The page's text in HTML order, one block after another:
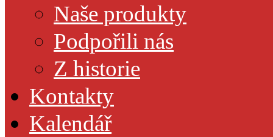
Naše produkty
Podpořili nás
Z historie
Kontakty
Kalendář